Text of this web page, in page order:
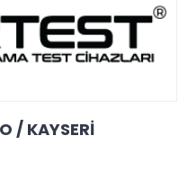
/ KAYSERİ